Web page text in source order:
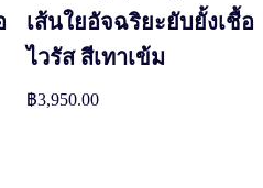
เส้นใยอัจฉริยะยับยั้งเชื้อ
ไวรัส สีเทาเข้ม
฿3,950.00